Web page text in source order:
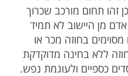
זהו תחום מורכב שכרוך
מן היישוב לא תמיד
בחוזה מכר או
ללא בחינה מדוקדקת
כספיים ולעוגמת נפש.